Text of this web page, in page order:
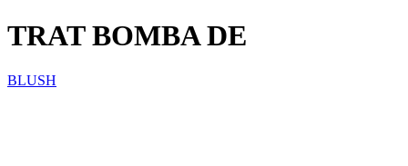
TRAT BOMBA DE
BLUSH